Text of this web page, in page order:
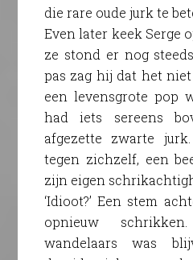
die rare oude jurk te
Even later keek Serge
ze stond er nog
pas zag hij dat het niet
een levensgrote pop
had iets sereens
afgezette zwarte jurk.
tegen zichzelf, een
zijn eigen
‘Idioot?’ Een stem
opnieuw
wandelaars was